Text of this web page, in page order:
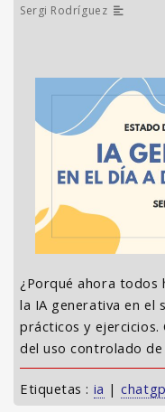
Sergi Rodríguez
¿Porqué ahora todos
la IA generativa en el
prácticos y ejercicios.
del uso controlado de
Etiquetas : ia |